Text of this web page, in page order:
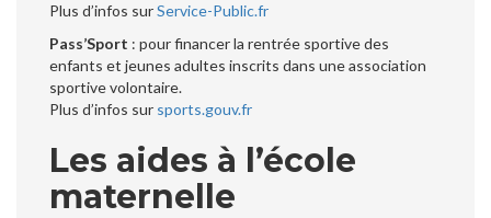
Plus d’infos surService-Public.fr
Pass’Sport : pour financer la rentrée sportive des
enfants et jeunes adultes inscrits dans une association
sportive volontaire.
Plus d’infos sur sports.gouv.fr
Les aides à l’école
maternelle